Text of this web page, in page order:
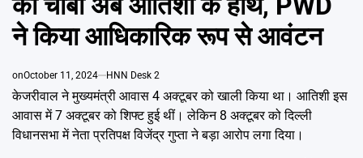
ने किया आधिकारिक रूप से आवंटन
onOctober 11, 2024 HNN Desk 2
केजरीवाल ने मुख्यमंत्री आवास 4 अक्टूबर को खाली किया था। आतिशी इस
आवास में 7 अक्टूबर को शिफ्ट हुई थीं। लेकिन 8 अक्टूबर को दिल्ली
विधानसभा में नेता प्रतिपक्ष विजेंद्र गुप्ता ने बड़ा आरोप लगा दिया।